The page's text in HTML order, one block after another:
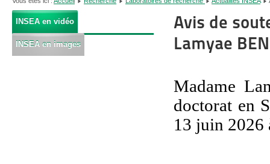
INSEA en vidéo
INSEA en images
Avis de
Lamyae
Madame
doctorat en
13 juin 2026